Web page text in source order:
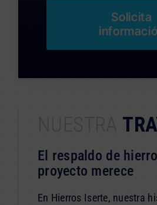
Solicita
El respaldo de
proyecto merece
En Hierros Iserte, nuestra